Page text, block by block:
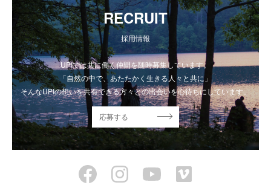
RECRUIT
採用情報
UPIでは共に働く仲間を随時募集しています。
「自然の中で、あたたかく生きる人々と共に」
そんなUPIの想いを共有できる方々との出会いを心待ちにしています。
応募する